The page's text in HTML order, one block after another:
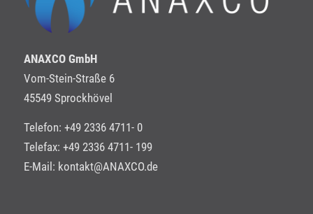
ANAXCO GmbH
Vom-Stein-Straße 6
45549 Sprockhövel
Telefon: +49 2336 4711- 0
Telefax: +49 2336 4711- 199
E-Mail: kontakt@ANAXCO.de